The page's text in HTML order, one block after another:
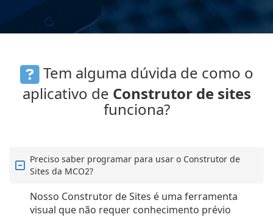
Tem alguma dúvida de como o
aplicativo de Construtor de sites
funciona?
Preciso saber programar para usar o Construtor de
Sites da MCO2?
Nosso Construtor de Sites é uma ferramenta
visual que não requer conhecimento prévio